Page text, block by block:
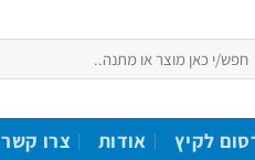
לקיץ אודות צרו קשר